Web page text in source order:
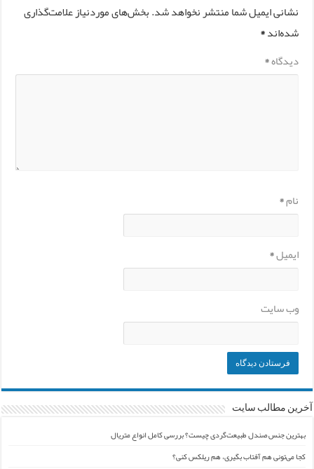
نشانی ایمیل شما منتشر نخواهد شد.بخش‌های موردنیاز علامت‌گذاری
شده‌اند*
دیدگاه*
نام*
ایمیل*
وب‌ سایت
آخرین مطالب سایت
بهترین جنس صندل طبیعت‌گردی چیست؟ بررسی کامل انواع متریال
کجا می‌تونی هم آفتاب بگیری، هم ریلکس کنی؟